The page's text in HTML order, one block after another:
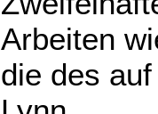
Arbeiten
die des